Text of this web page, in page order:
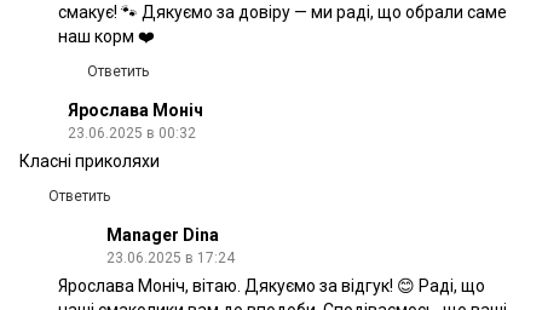
смакує! 🐾 Дякуємо за довіру — ми раді, що обрали саме
наш корм ❤️
Ответить
Ярослава Моніч
23.06.2025 в 00:32
Класні приколяхи
Ответить
Manager Dina
23.06.2025 в 17:24
Ярослава Моніч, вітаю. Дякуємо за відгук! 😊 Раді, що